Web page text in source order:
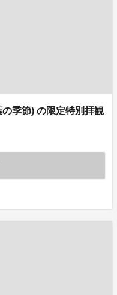
季節) の限定特別拝観